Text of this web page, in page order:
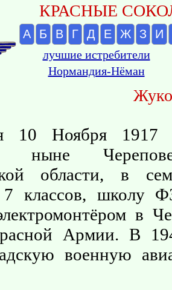
КРАСНЫЕ
А Б В Г Д Е Ж З И
лучшие истребители
Нормандия-Нёман
10 Ноября 1917
ныне
области, в
классов, школу
в
Армии. В
военную